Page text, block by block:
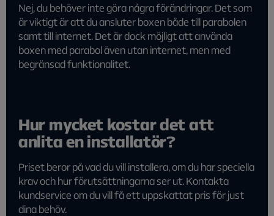
Nej, du behöver inte göra några förändringar. Det som
är viktigt är att du ansluter boxen både till parabolen
samt till internet. Det är dock möjligt att använda
boxen med parabol även utan internet, men med
begränsad funktionalitet.
Hur mycket kostar det att
anlita en installatör?
Priset beror på vad du vill installera, om du har speciella
krav och hur förutsättningarna ser ut. Kontakta
kundservice om du vill få ett uppskattat pris för just
dina behöv.